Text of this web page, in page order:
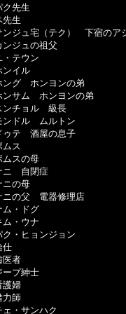
先生
生
（テク）　下宿のア
ュの祖父
ウン
ル
ホンヨンの弟
ホンヨンの弟
ル　級長
　ムルトン
　酒屋の息子
ス
の母
閉症
母
　電器修理店
ドグ
ウナ
・ヒョンジョン
者
プ紳士
婦
師
サンハク